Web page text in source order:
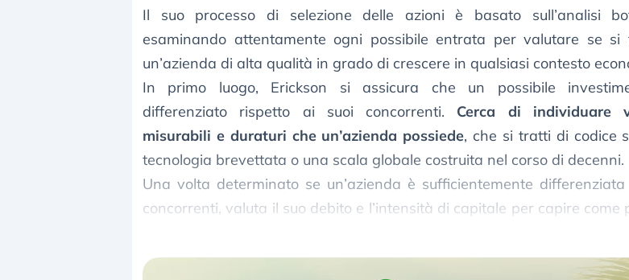
Il suo processo di selezione delle azioni è basato sull’analisi
esaminando attentamente ogni possibile entrata per valutare se
un’azienda di alta qualità in grado di crescere in qualsiasi contesto
In primo luogo, Erickson si assicura che un possibile
differenziato rispetto ai suoi concorrenti. Cerca di individuare
misurabili e duraturi che un’azienda possiede, che si tratti di codice
tecnologia brevettata o una scala globale costruita nel corso di decenni.
Una volta determinato se un’azienda è sufficientemente
concorrenti, valuta il suo debito e l’intensità di capitale per capire come